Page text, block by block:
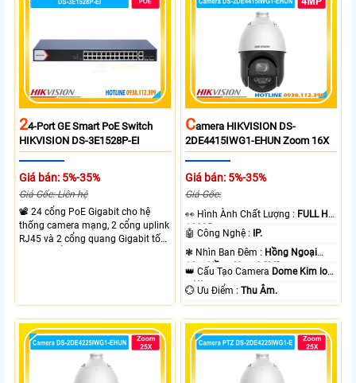
lên đến 300m cho hệ thống
24-Port GE Smart PoE Switch
HIKVISION DS-3E1528P-EI
Giá bán: 5%-35%
Giá Gốc: Liên hệ
📽 24 cổng PoE Gigabit cho hệ
thống camera mạng, 2 cổng uplink
RJ45 và 2 cổng quang Gigabit tốc
CAmera HIKVISION DS-
2DE4415IWG1-EHUN Zoom 16X
Giá bán: 5%-35%
Giá Gốc:
️👀 Hình Ành Chất Lượng : FULL HD
1080P .
🤖️ Công Nghệ :
IP.
❃ Nhìn Ban Đêm : Hồng Ngoại
10m Hồng Ngoại SMD.
👑 Cấu Tạo Camera Dome Kim loại
+ Nhựa.
️💮 Ưu Điểm :Thu Âm.